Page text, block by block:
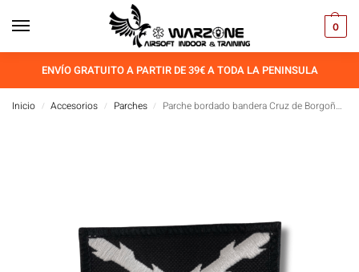
0
ENVÍO GRATUITO A PARTIR DE 39€ A TODA LA PENINSULA
Inicio / Accesorios / Parches / Parche bordado bandera Cruz de Borgoña Negro/Blanco